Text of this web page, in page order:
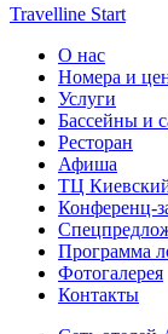
Travelline Start
О нас
Номера и
Услуги
Бассейны и
Ресторан
Афиша
ТЦ
Конференц-
Программа
Фотогалерея
Контакты